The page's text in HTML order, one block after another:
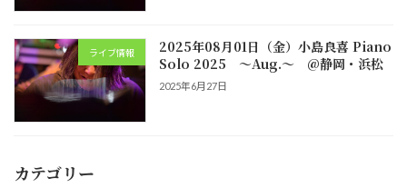
ライブ情報
2025年08月01日（金）小島良喜 Piano
Solo 2025 ～Aug.～ @静岡・浜松
2025年6月27日
カテゴリー